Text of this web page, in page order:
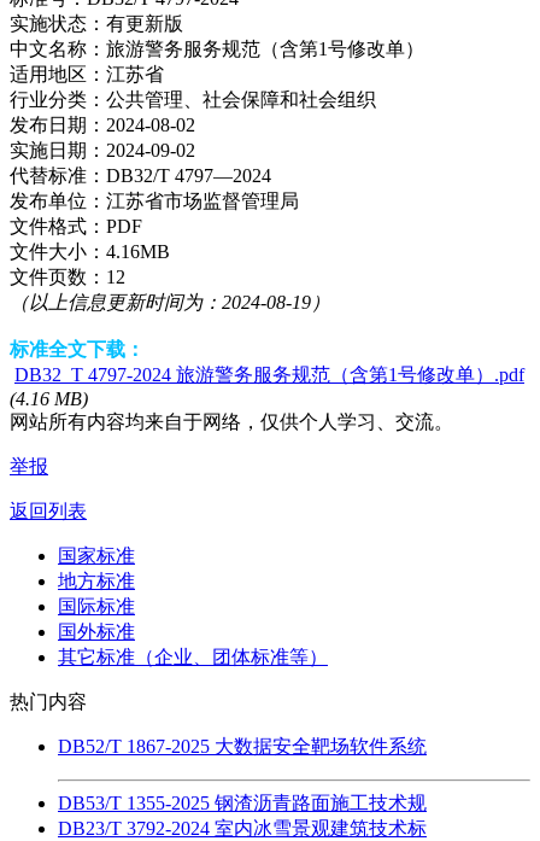
实施状态： 有更新版
中文名称： 旅游警务服务规范（含第1号修改单）
适用地区： 江苏省
行业分类： 公共管理、社会保障和社会组织
发布日期： 2024-08-02
实施日期： 2024-09-02
代替标准： DB32/T 4797—2024
发布单位： 江苏省市场监督管理局
文件格式： PDF
文件大小： 4.16MB
文件页数： 12
（以上信息更新时间为：2024-08-19）
标准全文下载：
DB32_T 4797-2024 旅游警务服务规范（含第1号修改单）.pdf
(4.16 MB)
网站所有内容均来自于网络，仅供个人学习、交流。
举报
返回列表
国家标准
地方标准
国际标准
国外标准
其它标准（企业、团体标准等）
热门内容
DB52/T 1867-2025 大数据安全靶场软件系统
DB53/T 1355-2025 钢渣沥青路面施工技术规
DB23/T 3792-2024 室内冰雪景观建筑技术标